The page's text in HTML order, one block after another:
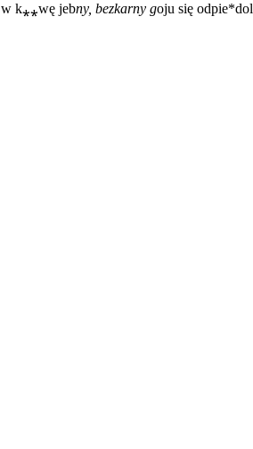
w k⁎⁎wę jebny, bezkarny goju się odpie*dol